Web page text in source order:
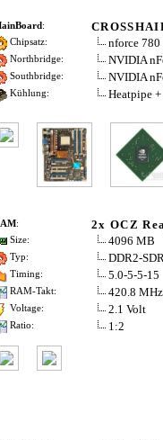
:
Chipsatz: nforce 780
Northbridge: NVIDIA
Southbridge: NVIDIA
Kühlung: Heatpipe
: 2x OCZ
Size: 4096 MB
Typ: DDR2-
Timing: 5.0-5-5-15
RAM-Takt: 420.8 MHz
Voltage: 2.1 Volt
Ratio: 1:2